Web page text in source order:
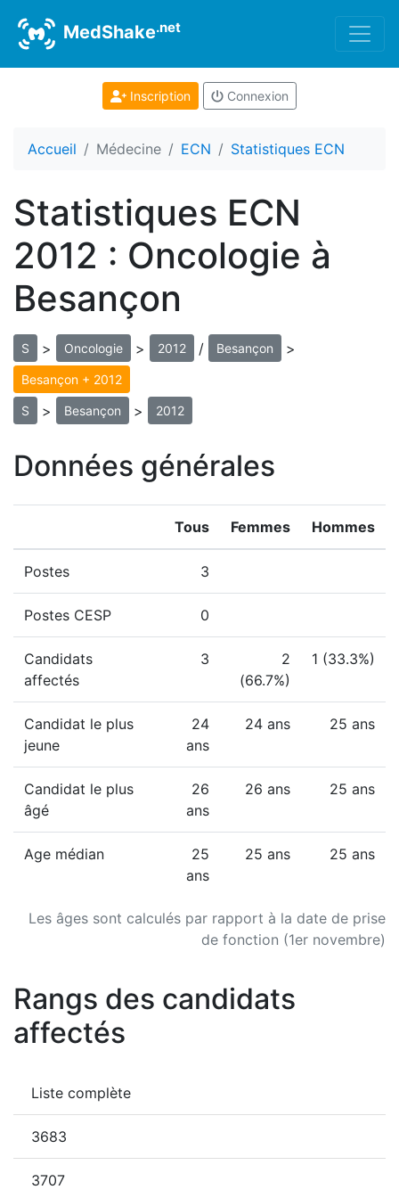
MedShake.net
Inscription Connexion
Accueil Médecine ECN Statistiques ECN
Statistiques ECN
2012 : Oncologie à
Besançon
S > Oncologie > 2012 / Besançon >
Besançon + 2012
S > Besançon > 2012
Données générales
Les âges sont calculés par rapport à la date de prise
de fonction (1er novembre)
Tous Femmes Hommes
Postes 3
Postes CESP 0
Candidats
affectés
3
2
(66.7%)
1 (33.3%)
Candidat le plus
jeune
24
ans
24 ans 25 ans
Candidat le plus
âgé
26
ans
26 ans 25 ans
Age médian
25
ans
25 ans 25 ans
Rangs des candidats
affectés
Liste complète
3683
3707